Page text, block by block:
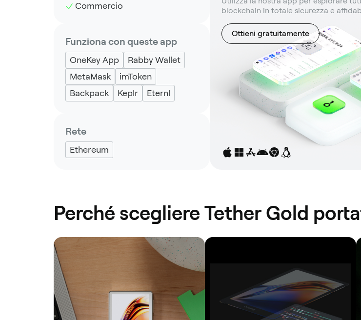
Commercio
Funziona con queste app
OneKey App
Rabby Wallet
MetaMask
imToken
Backpack
Keplr Eternl
Rete
Ethereum
blockchain in totale sicurezza e
Ottieni gratuitamente
Perché scegliere Tether Gold